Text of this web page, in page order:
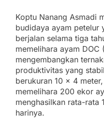
Koptu Nanang Asmadi
budidaya ayam petelur
berjalan selama tiga
memelihara ayam
mengembangkan
produktivitas yang
berukuran 10 x 4
memelihara 200 ekor
menghasilkan rata-rata
harinya.